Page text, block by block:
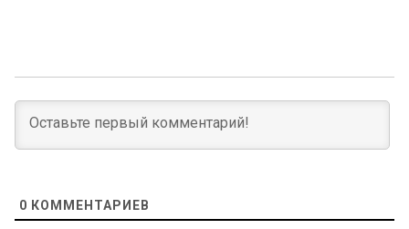
0 КОММЕНТАРИЕВ